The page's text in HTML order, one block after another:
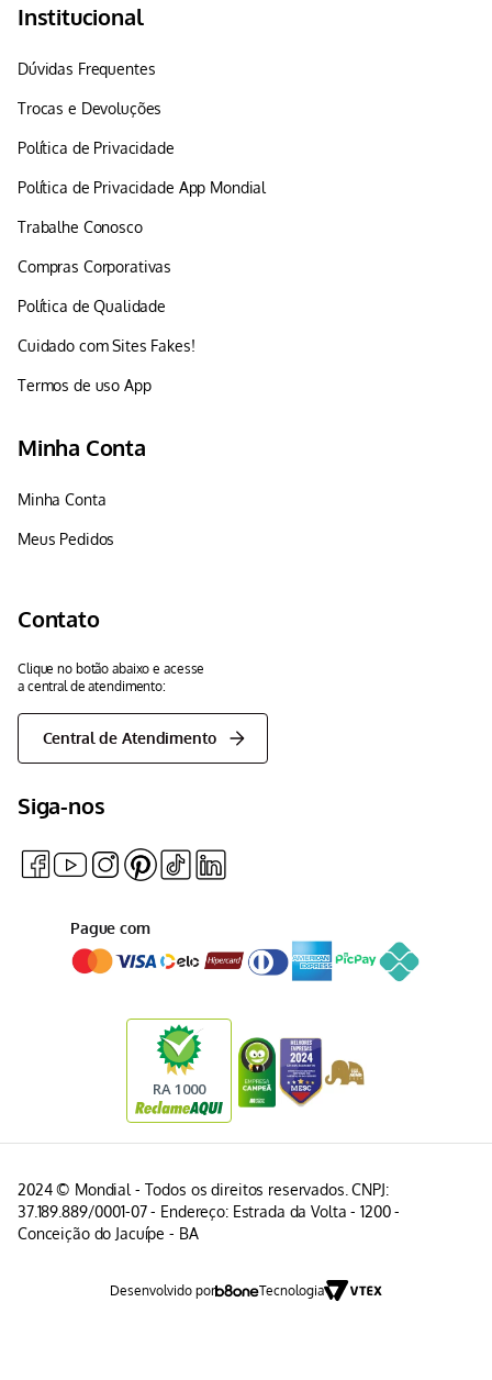
Institucional
Dúvidas Frequentes
Trocas e Devoluções
Política de Privacidade
Política de Privacidade App Mondial
Trabalhe Conosco
Compras Corporativas
Política de Qualidade
Cuidado com Sites Fakes!
Termos de uso App
Minha Conta
Minha Conta
Meus Pedidos
Contato
Clique no botão abaixo e acesse
a central de atendimento:
Central de Atendimento
Siga-nos
Pague com
2024 © Mondial - Todos os direitos reservados. CNPJ:
37.189.889/0001-07 - Endereço: Estrada da Volta - 1200 -
Conceição do Jacuípe - BA
Desenvolvido por Tecnologia